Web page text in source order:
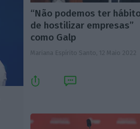
“Não podemos ter
de hostilizar empresas”
como Galp
Mariana Espírito Santo, 12 Maio 2022